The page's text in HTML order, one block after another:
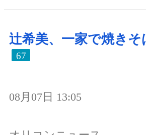
辻希美、一家で焼きそ
67
08月07日 13:05